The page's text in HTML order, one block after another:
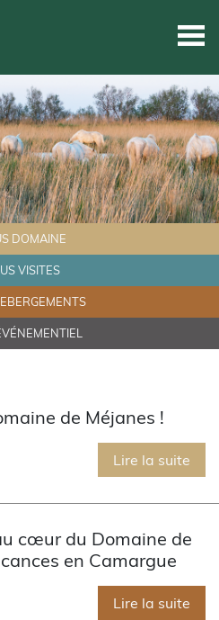
DOMAINE
VISITES
de Méjanes !
Lire la suite
cœur du Domaine de
en Camargue
Lire la suite